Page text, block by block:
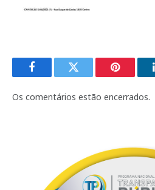
FacebookTwitter Pinterest
Os comentários estão encerrados.